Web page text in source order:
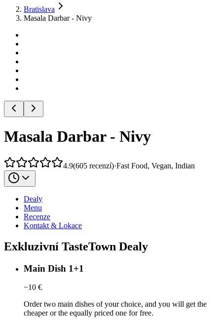
Bratislava
Masala Darbar - Nivy
Masala Darbar - Nivy
4.9(605 recenzí)·Fast Food, Vegan, Indian
Dealy
Menu
Recenze
Kontakt & Lokace
Exkluzivní TasteTown Dealy
Main Dish 1+1
−10 €
Order two main dishes of your choice, and you will get the
cheaper or the equally priced one for free.